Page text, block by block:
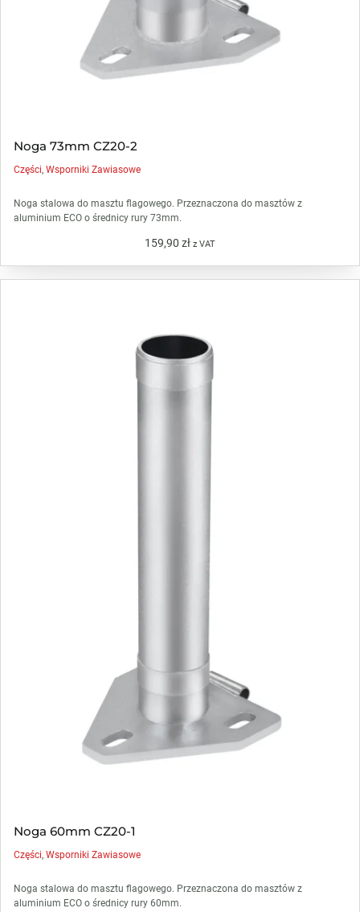
Noga 73mm CZ20-2
Części,Wsporniki Zawiasowe
Noga stalowa do masztu flagowego. Przeznaczona do masztów z
aluminium ECO o średnicy rury 73mm.
159,90 zł z VAT
Noga 60mm CZ20-1
Części,Wsporniki Zawiasowe
Noga stalowa do masztu flagowego. Przeznaczona do masztów z
aluminium ECO o średnicy rury 60mm.